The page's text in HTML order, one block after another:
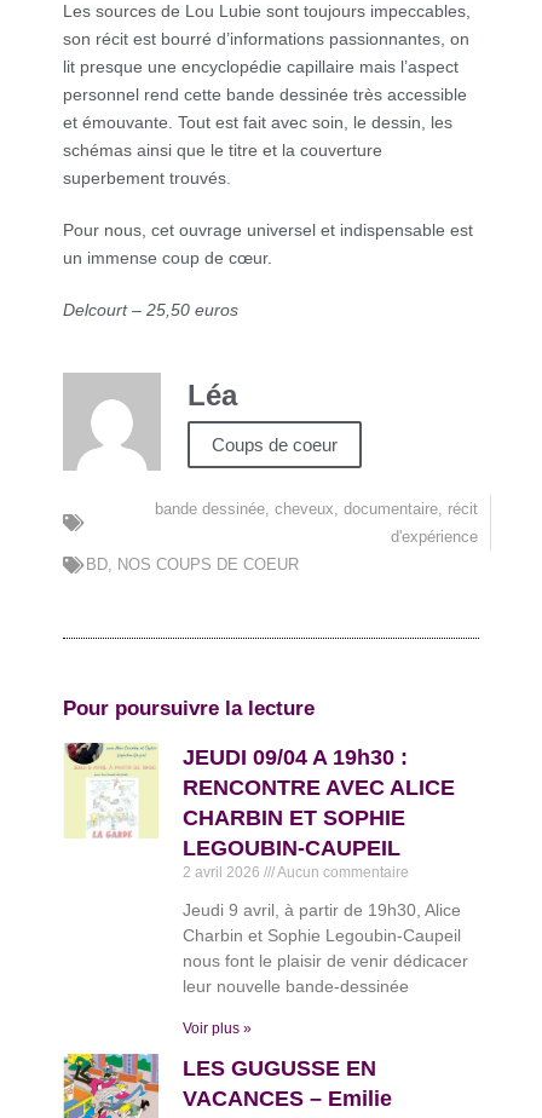
Les sources de Lou Lubie sont toujours impeccables,
son récit est bourré d’informations passionnantes, on
lit presque une encyclopédie capillaire mais l’aspect
personnel rend cette bande dessinée très accessible
et émouvante. Tout est fait avec soin, le dessin, les
schémas ainsi que le titre et la couverture
superbement trouvés.
Pour nous, cet ouvrage universel et indispensable est
un immense coup de cœur.
Delcourt – 25,50 euros
Léa
Coups de coeur
bande dessinée, cheveux, documentaire, récit
d'expérience
BD, NOS COUPS DE COEUR
Pour poursuivre la lecture
JEUDI 09/04 A 19h30 :
RENCONTRE AVEC ALICE
CHARBIN ET SOPHIE
LEGOUBIN-CAUPEIL
2 avril 2026 Aucun commentaire
Jeudi 9 avril, à partir de 19h30, Alice
Charbin et Sophie Legoubin-Caupeil
nous font le plaisir de venir dédicacer
leur nouvelle bande-dessinée
Voir plus »
LES GUGUSSE EN
VACANCES – Emilie